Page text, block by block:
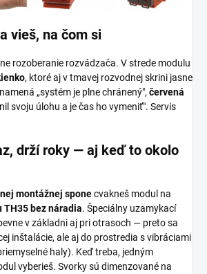
vieš, na čom si
rozoberanie rozvádzača. V strede modulu
, ktoré aj v tmavej rozvodnej skrini jasne
„systém je plne chránený", červená
svoju úlohu a je čas ho vymeniť". Servis
drží roky — aj keď to okolo
montážnej sponecvakneš modul na
TH35 bez náradia. Špeciálny uzamykací
v základni aj pri otrasoch — preto sa
inštalácie, ale aj do prostredia s vibráciami
haly). Keď treba, jedným
vyberieš. Svorky sú dimenzované na